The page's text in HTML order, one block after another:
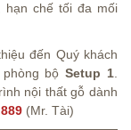
hạn chế tối đa mối
đến Quý khách
phòng bộSetup 1.
nội thất gỗ dành
(Mr. Tài)